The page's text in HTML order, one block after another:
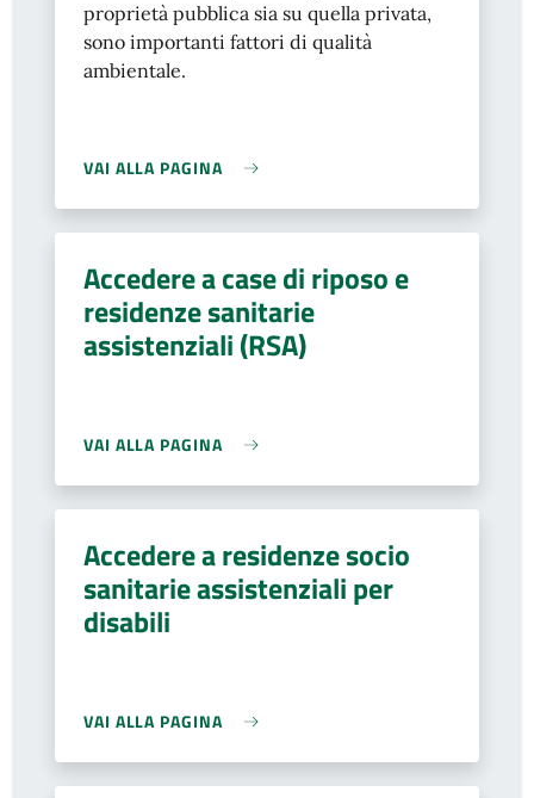
proprietà pubblica sia su quella privata,
sono importanti fattori di qualità
ambientale.
VAI ALLA PAGINA
Accedere a case di riposo e
residenze sanitarie
assistenziali (RSA)
VAI ALLA PAGINA
Accedere a residenze socio
sanitarie assistenziali per
disabili
VAI ALLA PAGINA